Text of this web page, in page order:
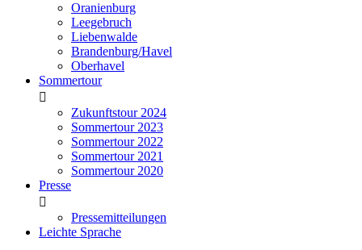
Oranienburg
Leegebruch
Liebenwalde
Brandenburg/Havel
Oberhavel
Sommertour
Zukunftstour 2024
Sommertour 2023
Sommertour 2022
Sommertour 2021
Sommertour 2020
Presse
Pressemitteilungen
Leichte Sprache